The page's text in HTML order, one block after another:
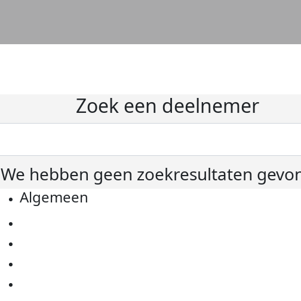
Zoek een deelnemer
We hebben geen zoekresultaten
Algemeen